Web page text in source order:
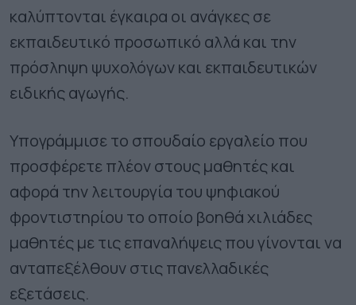
καλύπτονται έγκαιρα οι ανάγκες σε
εκπαιδευτικό προσωπικό αλλά και την
πρόσληψη ψυχολόγων και εκπαιδευτικών
ειδικής αγωγής.
Υπογράμμισε το σπουδαίο εργαλείο που
προσφέρετε πλέον στους μαθητές και
αφορά την λειτουργία του ψηφιακού
φροντιστηρίου το οποίο βοηθά χιλιάδες
μαθητές με τις επαναλήψεις που γίνονται να
ανταπεξέλθουν στις πανελλαδικές
εξετάσεις.